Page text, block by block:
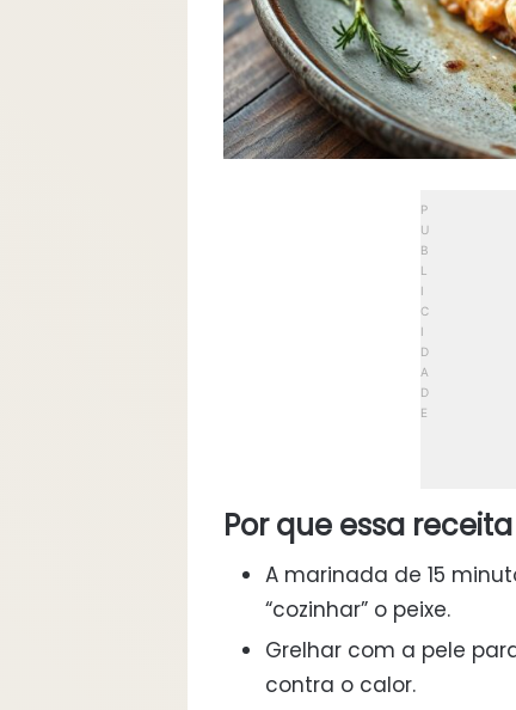
Por que essa
A marinada de 15
“cozinhar” o peixe.
Grelhar com a pele
contra o calor.